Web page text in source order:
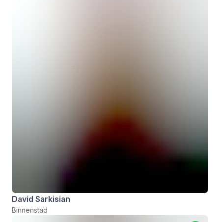
David Sarkisian
Binnenstad